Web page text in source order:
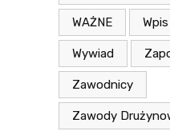
WAŻNE Wpis
Wywiad
Zawodnicy
Zawody